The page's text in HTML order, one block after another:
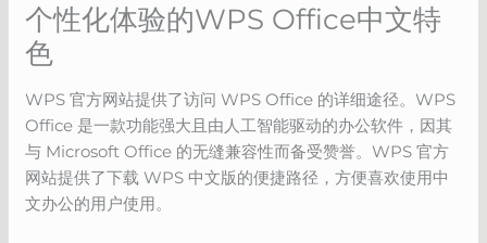
个性化体验的WPS Office中文特
色
WPS 官方网站提供了访问 WPS Office 的详细途径。WPS
Office 是一款功能强大且由人工智能驱动的办公软件，因其
与 Microsoft Office 的无缝兼容性而备受赞誉。WPS 官方
网站提供了下载 WPS 中文版的便捷路径，方便喜欢使用中
文办公的用户使用。